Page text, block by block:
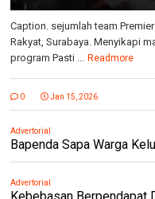
Caption. sejumlah team
Rakyat, Surabaya. Menyikapi
program Pasti ... Readmore
0 Jan 15, 2026
Advertorial
Bapenda Sapa Warga
Advertorial